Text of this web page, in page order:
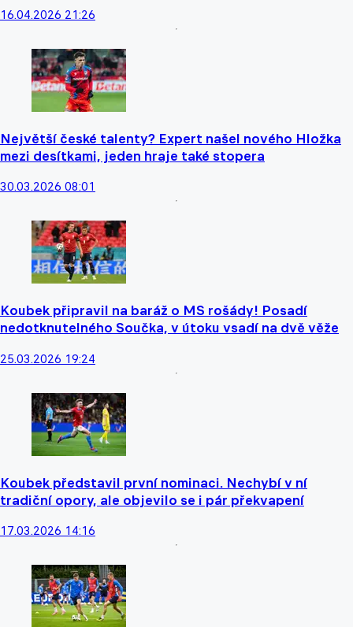
16.04.2026 21:26
Největší české talenty? Expert našel nového Hložka
mezi desítkami, jeden hraje také stopera
30.03.2026 08:01
Koubek připravil na baráž o MS rošády! Posadí
nedotknutelného Součka, v útoku vsadí na dvě věže
25.03.2026 19:24
Koubek představil první nominaci. Nechybí v ní
tradiční opory, ale objevilo se i pár překvapení
17.03.2026 14:16